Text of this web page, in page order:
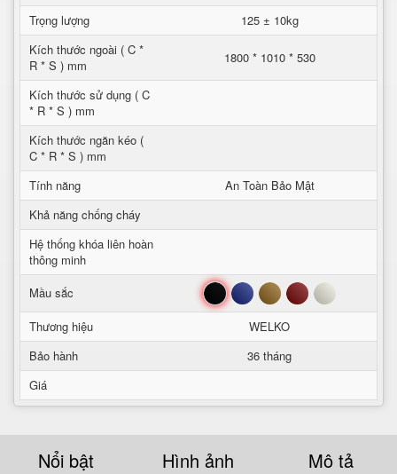
Trọng lượng
125 ± 10kg
Kích thước ngoài ( C *
R * S ) mm
1800 * 1010 * 530
Kích thước sử dụng ( C
* R * S ) mm
Kích thước ngăn kéo (
C * R * S ) mm
Tính năng
An Toàn Bảo Mật
Khả năng chống cháy
Hệ thống khóa liên hoàn
thông minh
Mầu sắc
Đen Xanh Nâu Đỏ Trắng
Thương hiệu
WELKO
Bảo hành
36 tháng
Giá
Nổi bật Hình ảnh Mô tả